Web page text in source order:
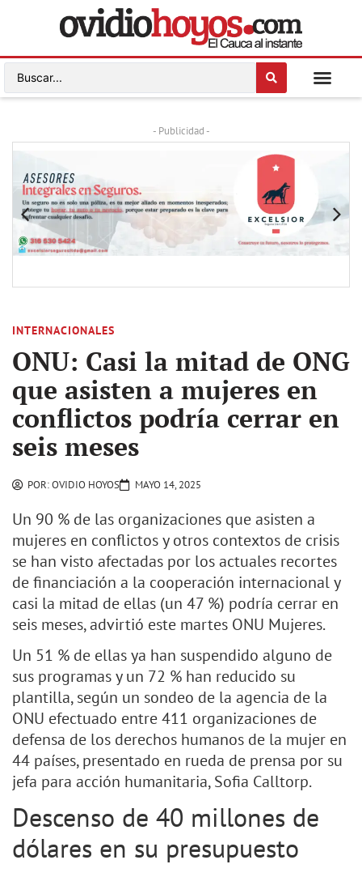
- Publicidad -
INTERNACIONALES
ONU: Casi la mitad de ONG
que asisten a mujeres en
conflictos podría cerrar en
seis meses
POR:OVIDIO HOYOS MAYO 14, 2025
Un 90 % de las organizaciones que asisten a
mujeres en conflictos y otros contextos de crisis
se han visto afectadas por los actuales recortes
de financiación a la cooperación internacional y
casi la mitad de ellas (un 47 %) podría cerrar en
seis meses, advirtió este martes ONU Mujeres.
Un 51 % de ellas ya han suspendido alguno de
sus programas y un 72 % han reducido su
plantilla, según un sondeo de la agencia de la
ONU efectuado entre 411 organizaciones de
defensa de los derechos humanos de la mujer en
44 países, presentado en rueda de prensa por su
jefa para acción humanitaria, Sofia Calltorp.
Descenso de 40 millones de
dólares en su presupuesto